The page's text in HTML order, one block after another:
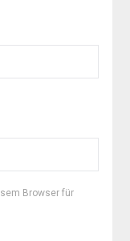
Browser für